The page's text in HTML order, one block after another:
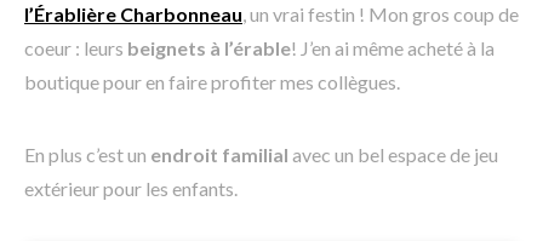
l’Érablière Charbonneau, un vrai festin ! Mon gros coup de
coeur : leurs beignets à l’érable! J’en ai même acheté à la
boutique pour en faire profiter mes collègues.
En plus c’est un endroit familial avec un bel espace de jeu
extérieur pour les enfants.